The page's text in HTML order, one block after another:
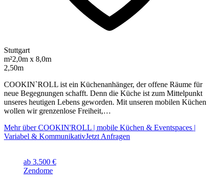
Stuttgart
m²2,0m x 8,0m
2,50m
COOKIN`ROLL ist ein Küchenanhänger, der offene Räume für
neue Begegnungen schafft. Denn die Küche ist zum Mittelpunkt
unseres heutigen Lebens geworden. Mit unseren mobilen Küchen
wollen wir grenzenlose Freiheit,…
Mehr über COOKIN'ROLL | mobile Küchen & Eventspaces |
Variabel & KommunikativJetzt Anfragen
ab 3.500 €
Zendome